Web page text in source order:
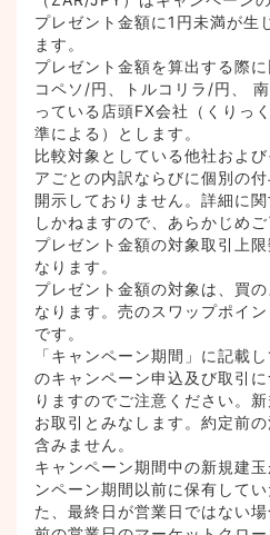
プレゼント金額に1円未満が生
ます。⁠
プレゼント金額を算出する際
コペソ/円、トルコリラ/円、
っている店頭FX会社（くりっ
準による）とします。⁠
比較対象としている他社およ
アごとの内訳ならびに個別の
開示しておりません。詳細に
しかねますので、あらかじめご
プレゼント金額の対象取引上
なります。
プレゼント金額の対象は、買
なります。売のスワップポイ
です。
「キャンペーン期間」に記載
のキャンペーン申込及び取引
りますのでご注意ください。
お取引とみなします。約定前
含みません。⁠
キャンペーン期間中の新規建
ンペーン期間以前に保有して
た、最終日が営業日ではない